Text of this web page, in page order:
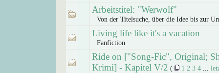
Arbeitstitel: "Werwolf"
Von der Titelsuche, über die Idee bis zur
Living life like it's a vacation
Fanfiction
Ride on ["Song-Fic", Original;
Krimi] - Kapitel V/2 ( 1 2 3 4